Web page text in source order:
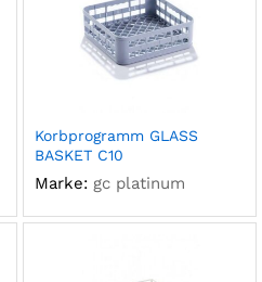
Korbprogramm GLASS
BASKET C10
Marke: gc platinum